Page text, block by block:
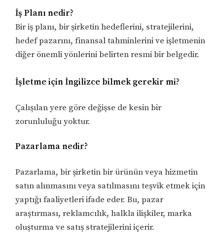
İş Planı nedir?
Bir iş planı, bir şirketin hedeflerini, stratejilerini,
hedef pazarını, finansal tahminlerini ve işletmenin
diğer önemli yönlerini belirten resmi bir belgedir.
İşletme için İngilizce bilmek gerekir mi?
Çalışılan yere göre değişse de kesin bir
zorunluluğu yoktur.
Pazarlama nedir?
Pazarlama, bir şirketin bir ürünün veya hizmetin
satın alınmasını veya satılmasını teşvik etmek için
yaptığı faaliyetleri ifade eder. Bu, pazar
araştırması, reklamcılık, halkla ilişkiler, marka
oluşturma ve satış stratejilerini içerir.